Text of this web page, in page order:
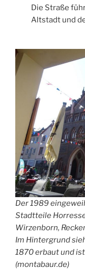
Die Straße
Altstadt und
Der 1989
Stadtteile
Wirzenborn,
Im Hintergrund
1870 erbaut und
(montabaur.de)